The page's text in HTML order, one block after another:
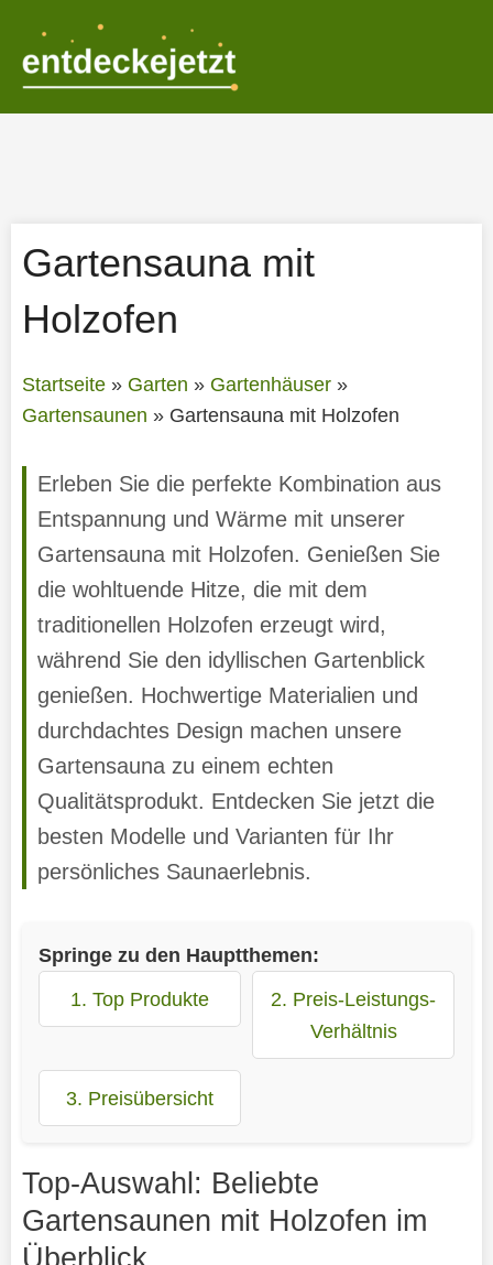
springen
Gartensauna mit
Holzofen
Startseite» Garten » Gartenhäuser»
Gartensaunen » Gartensauna mit Holzofen
Erleben Sie die perfekte Kombination aus
Entspannung und Wärme mit unserer
Gartensauna mit Holzofen. Genießen Sie
die wohltuende Hitze, die mit dem
traditionellen Holzofen erzeugt wird,
während Sie den idyllischen Gartenblick
genießen. Hochwertige Materialien und
durchdachtes Design machen unsere
Gartensauna zu einem echten
Qualitätsprodukt. Entdecken Sie jetzt die
besten Modelle und Varianten für Ihr
persönliches Saunaerlebnis.
Springe zu den Hauptthemen:
1. Top Produkte
2. Preis-Leistungs-
Verhältnis
3. Preisübersicht
Top-Auswahl: Beliebte
Gartensaunen mit Holzofen im
Überblick